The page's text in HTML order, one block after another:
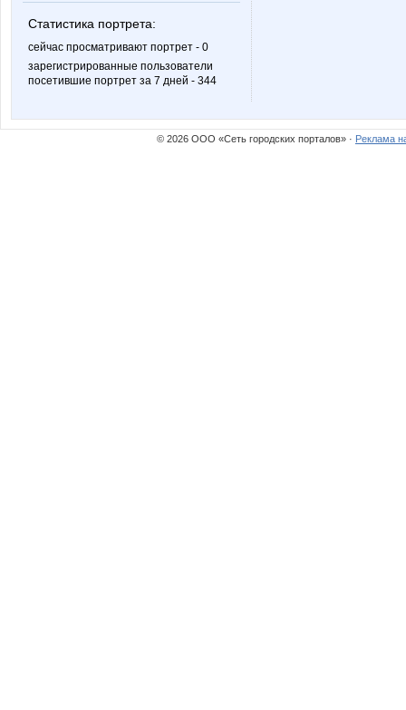
Статистика портрета:
сейчас просматривают портрет - 0
зарегистрированные пользователи
посетившие портрет за 7 дней - 344
© 2026 ООО «Сеть городских порталов» · Реклама